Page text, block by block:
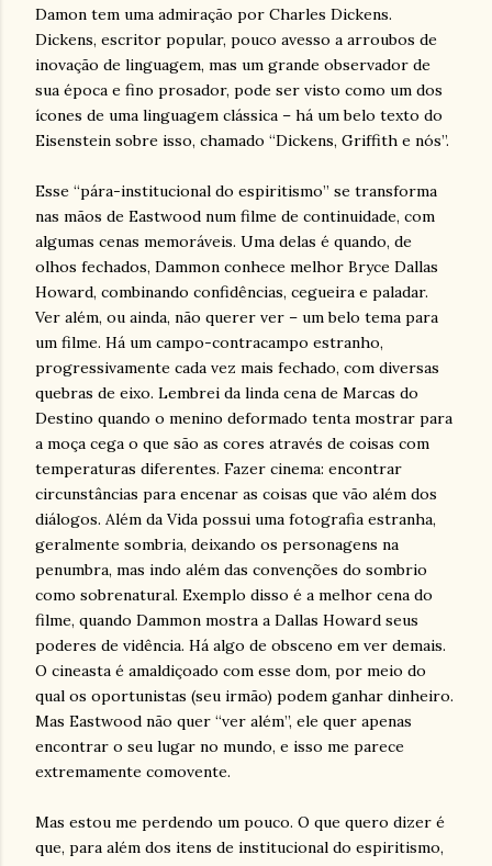
Damon tem uma admiração por Charles Dickens.
Dickens, escritor popular, pouco avesso a arroubos de
inovação de linguagem, mas um grande observador de
sua época e fino prosador, pode ser visto como um dos
ícones de uma linguagem clássica – há um belo texto do
Eisenstein sobre isso, chamado “Dickens, Griffith e nós”.
Esse “pára-institucional do espiritismo” se transforma
nas mãos de Eastwood num filme de continuidade, com
algumas cenas memoráveis. Uma delas é quando, de
olhos fechados, Dammon conhece melhor Bryce Dallas
Howard, combinando confidências, cegueira e paladar.
Ver além, ou ainda, não querer ver – um belo tema para
um filme. Há um campo-contracampo estranho,
progressivamente cada vez mais fechado, com diversas
quebras de eixo. Lembrei da linda cena de Marcas do
Destino quando o menino deformado tenta mostrar para
a moça cega o que são as cores através de coisas com
temperaturas diferentes. Fazer cinema: encontrar
circunstâncias para encenar as coisas que vão além dos
diálogos. Além da Vida possui uma fotografia estranha,
geralmente sombria, deixando os personagens na
penumbra, mas indo além das convenções do sombrio
como sobrenatural. Exemplo disso é a melhor cena do
filme, quando Dammon mostra a Dallas Howard seus
poderes de vidência. Há algo de obsceno em ver demais.
O cineasta é amaldiçoado com esse dom, por meio do
qual os oportunistas (seu irmão) podem ganhar dinheiro.
Mas Eastwood não quer “ver além”, ele quer apenas
encontrar o seu lugar no mundo, e isso me parece
extremamente comovente.
Mas estou me perdendo um pouco. O que quero dizer é
que, para além dos itens de institucional do espiritismo,